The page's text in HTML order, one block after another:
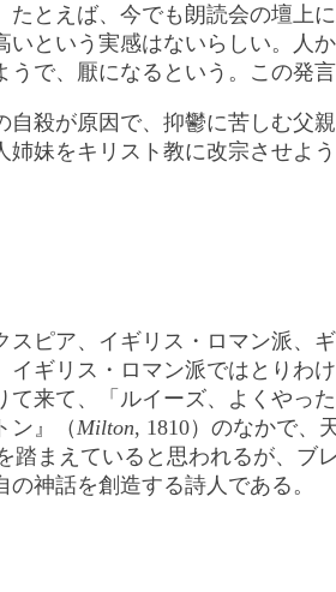
とえば、今でも朗読会の壇上
という実感はないらしい。人
で、厭になるという。この発
殺が原因で、抑鬱に苦しむ
妹をキリスト教に改宗させ
ピア、イギリス・ロマン派、
ギリス・ロマン派ではとりわ
来て、「ルイーズ、よくやっ
ン』（Milton, 1810）のなかで、
踏まえていると思われるが、
神話を創造する詩人である。